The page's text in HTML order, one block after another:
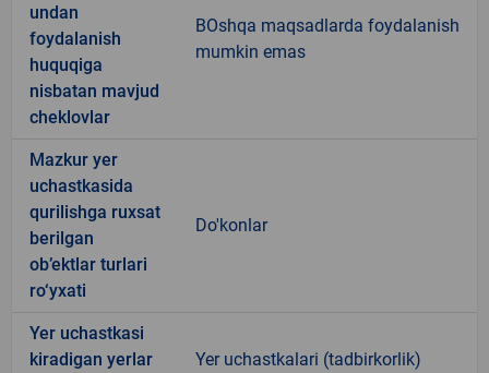
undan
foydalanish
huquqiga
nisbatan mavjud
cheklovlar
BOshqa maqsadlarda foydalanish
mumkin emas
Mazkur yer
uchastkasida
qurilishga ruxsat
berilgan
ob’ektlar turlari
ro‘yxati
Do'konlar
Yer uchastkasi
kiradigan yerlar
Yer uchastkalari (tadbirkorlik)